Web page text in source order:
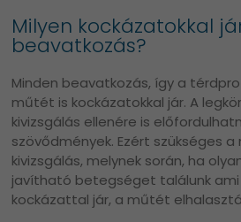
Milyen kockázatokkal
beavatkozás?
Minden beavatkozás, így a
műtét is kockázatokkal jár. A
kivizsgálás ellenére is
szövődmények. Ezért szükséges a
kivizsgálás, melynek során, ha
javítható betegséget találunk
kockázattal jár, a műtét